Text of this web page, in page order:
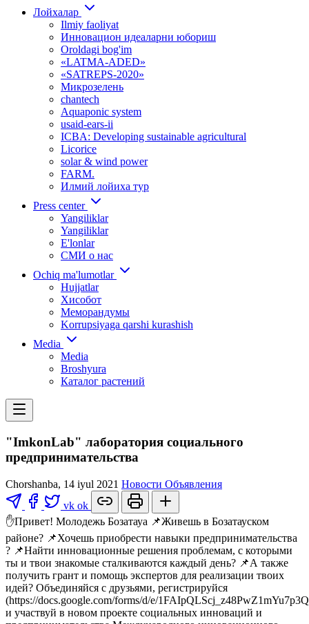
Лойхалар
Ilmiy faoliyat
Инновацион идеаларни юбориш
Oroldagi bog'im
«LATMA-ADED»
«SATREPS-2020»
Микрозелень
chantech
Aquaponic system
usaid-ears-ii
ICBA: Developing sustainable agricultural
Licorice
solar & wind power
FARM.
Илмий лойиха тур
Press center
Yangiliklar
Yangiliklar
E'lonlar
СМИ о нас
Ochiq ma'lumotlar
Hujjatlar
Хисобот
Меморандумы
Korrupsiyaga qarshi kurashish
Media
Media
Broshyura
Каталог растений
"ImkonLab" лаборатория социального
предпринимательства
Chorshanba, 14 iyul 2021 Новости Объявления
vk ok
✋Привет! Молодежь Бозатауа 📌Живешь в Бозатауском
районе? 📌Хочешь приобрести навыки предпринимательства
? 📌Найти инновационные решения проблемам, с которыми
ты и твои знакомые сталкиваются каждый день? 📌А также
получить грант и помощь экспертов для реализации твоих
идей? Объединяйся с друзьями, регистрируйся
(https://docs.google.com/forms/d/e/
и участвуй в новом проекте социальных инноваций и